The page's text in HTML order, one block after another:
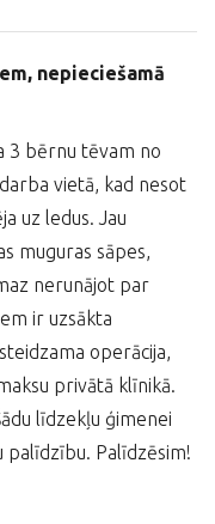
nepieciešamā
3 bērnu tēvam no
vietā, kad nesot
uz ledus. Jau
muguras sāpes,
nerunājot par
ir uzsākta
operācija,
privātā klīnikā.
līdzekļu ģimenei
Palīdzēsim!